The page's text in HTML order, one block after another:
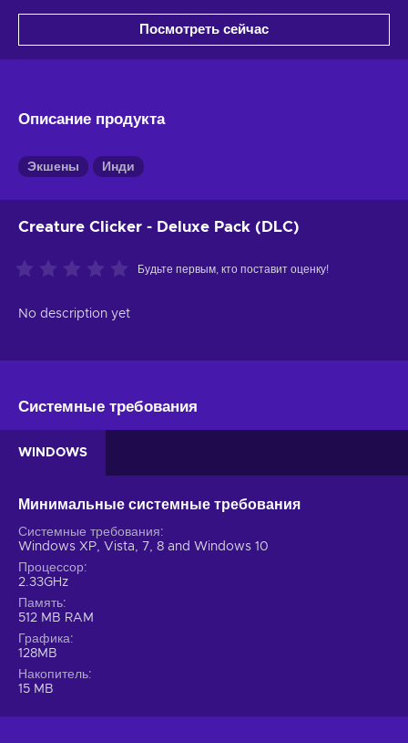
Посмотреть сейчас
Описание продукта
Экшены Инди
Creature Clicker - Deluxe Pack (DLC)
Будьте первым, кто поставит оценку!
No description yet
Системные требования
WINDOWS
Минимальные системные требования
Системные требования
Windows XP, Vista, 7, 8 and Windows 10
Процессор
2.33GHz
Память
512 MB RAM
Графика
128MB
Накопитель
15 MB